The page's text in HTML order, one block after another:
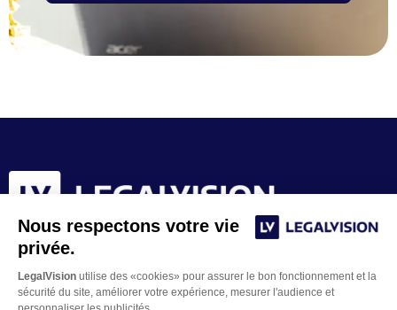
Nous respectons votre vie
privée.
LegalVision utilise des «cookies» pour assurer le bon fonctionnement et la
sécurité du site, améliorer votre expérience, mesurer l'audience et